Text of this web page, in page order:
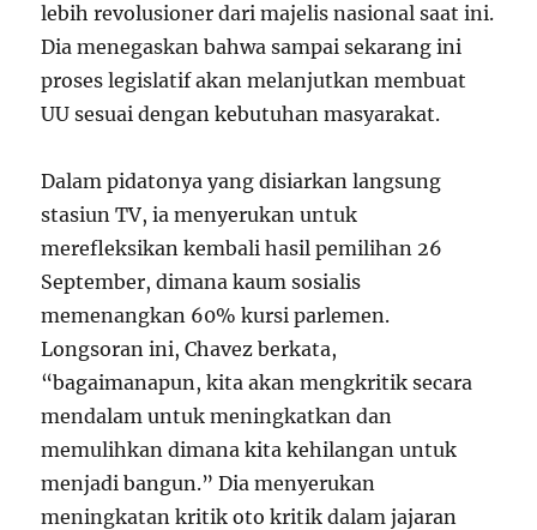
lebih revolusioner dari majelis nasional saat ini.
Dia menegaskan bahwa sampai sekarang ini
proses legislatif akan melanjutkan membuat
UU sesuai dengan kebutuhan masyarakat.
Dalam pidatonya yang disiarkan langsung
stasiun TV, ia menyerukan untuk
merefleksikan kembali hasil pemilihan 26
September, dimana kaum sosialis
memenangkan 60% kursi parlemen.
Longsoran ini, Chavez berkata,
“bagaimanapun, kita akan mengkritik secara
mendalam untuk meningkatkan dan
memulihkan dimana kita kehilangan untuk
menjadi bangun.” Dia menyerukan
meningkatan kritik oto kritik dalam jajaran